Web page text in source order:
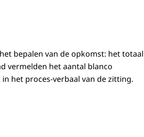
bepalen van de opkomst: het totaal
vermelden het aantal blanco
het proces-verbaal van de zitting.